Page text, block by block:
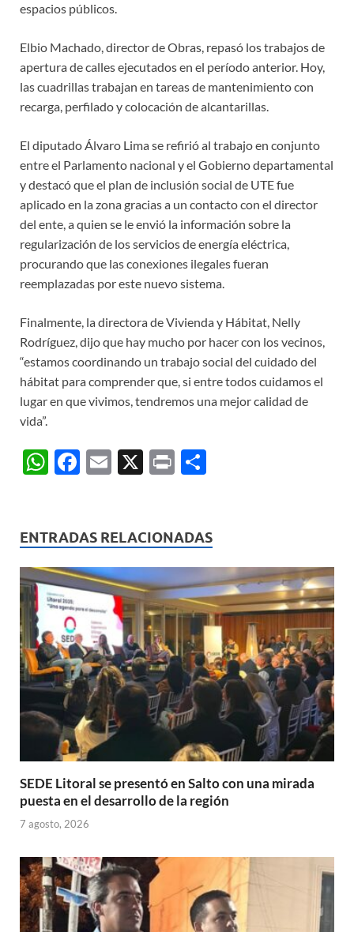
espacios públicos.
Elbio Machado, director de Obras, repasó los trabajos de
apertura de calles ejecutados en el período anterior. Hoy,
las cuadrillas trabajan en tareas de mantenimiento con
recarga, perfilado y colocación de alcantarillas.
El diputado Álvaro Lima se refirió al trabajo en conjunto
entre el Parlamento nacional y el Gobierno departamental
y destacó que el plan de inclusión social de UTE fue
aplicado en la zona gracias a un contacto con el director
del ente, a quien se le envió la información sobre la
regularización de los servicios de energía eléctrica,
procurando que las conexiones ilegales fueran
reemplazadas por este nuevo sistema.
Finalmente, la directora de Vivienda y Hábitat, Nelly
Rodríguez, dijo que hay mucho por hacer con los vecinos,
“estamos coordinando un trabajo social del cuidado del
hábitat para comprender que, si entre todos cuidamos el
lugar en que vivimos, tendremos una mejor calidad de
vida”.
W
s
A
p
p
F
b
o
o
k
E
X
P
p
ar
ti
r
ENTRADAS RELACIONADAS
SEDE Litoral se presentó en Salto con una mirada
puesta en el desarrollo de la región
7 agosto, 2026